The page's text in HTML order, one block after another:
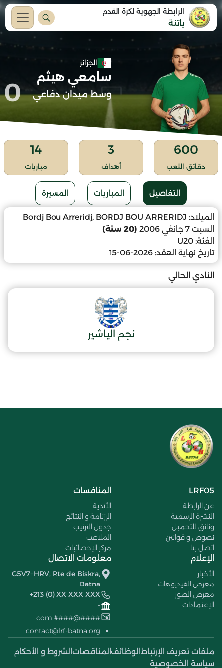
الرابطة الجهوية لكرة القدم
باتنة
الجزائر
سامعي هيثم
وسط ميدان دفاعي 0
600
دقائق اللعب
3
أهداف
14
مباريات
التفاصيل المباريات المسيرة
الميلاد: Bordj Bou Arreridj, BORDJ BOU ARRERIDJ
السبت 7 جانفي 2006
(20 سنة)
الفئة: U20
تاريخ نهاية العقد: 2026-06-15
النادي الحالي
نجم الياشير
LRF05
عن الرابطة
النشرة الرسمية
وثائق للتحميل
نصوص و قوانين
اتصل بنا
المنافسات
الأندية
الرزنامة و النتائج
جدول الترتيب
الملاعب
مركز الإحصائيات
الإعلام
الأخبار
معرض الفيديوهات
معرض الصور
الإعتمادات
معلومات الاتصال
G5V7+HRV, Rte de Biskra,
Batna
+213 (0) XX XXX XXX
-
####@####.com
contact@lrf-batna.org
ملفات تعريف الإرتباط الوظائف المناقصات الشروط و الأحكام
سياسة الخصوصية